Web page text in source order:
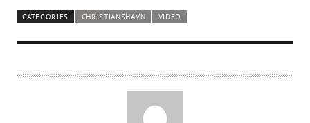
CATEGORIES CHRISTIANSHAVN VIDEO